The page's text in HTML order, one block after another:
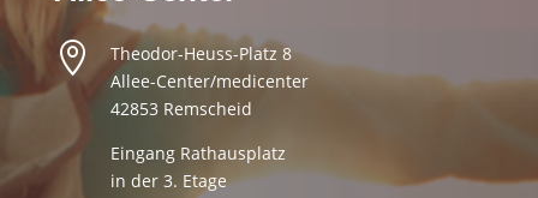

Theodor-Heuss-Platz 8
Allee-Center/medicenter
42853 Remscheid
Eingang Rathausplatz
in der 3. Etage